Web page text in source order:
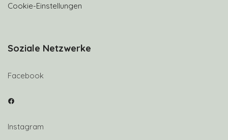
Cookie-Einstellungen
Soziale Netzwerke
Facebook
Facebook
Instagram